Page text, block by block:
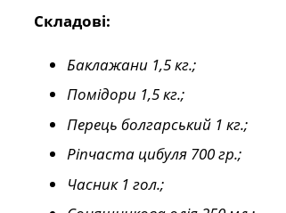
Складові:
Баклажани 1,5 кг.;
Помідори 1,5 кг.;
Перець болгарський 1 кг.;
Ріпчаста цибуля 700 гр.;
Часник 1 гол.;